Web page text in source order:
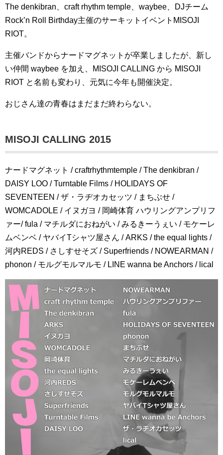
The denkibran、craft rhythm temple、waybee、DJチーム
Rock’n Roll Birthday主催のサーキットイベントMISOJI
RIOT。
主催バンドからナードマグネットが卒業しましたが、新し
い仲間 waybee を加え、MISOJI CALLING から MISOJI
RIOT と名前も変わり、元気に今年も開催決定。
おじさん達の青春はまだまだ終わらない。
MISOJI CALLING 2015
ナードマグネット / craftrhythmtemple / The denkibran /
DAISY LOO / Turntable Films / HOLIDAYS OF
SEVENTEEN / ザ・ラヂオカセッツ / まちぶせ /
WOMCADOLE / イヌガヨ / 岡崎体育 ハウリングアンプリフ
ァー/ fula / マチルダにおねがい / みるきーうぇい / モケーレ
ムベンベ / ヤバイTシャツ屋さん / ARKS / the equal lights /
河内REDS / さしすせそズ / Superfriends / NOWEARMAN /
phonon / モルグモルマルモ / LINE wanna be Anchors / lical